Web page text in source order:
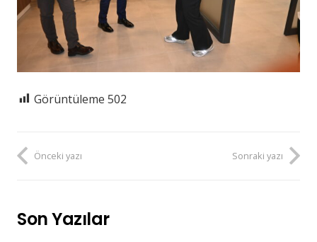
Görüntüleme 502
Önceki yazı Sonraki yazı
Son Yazılar